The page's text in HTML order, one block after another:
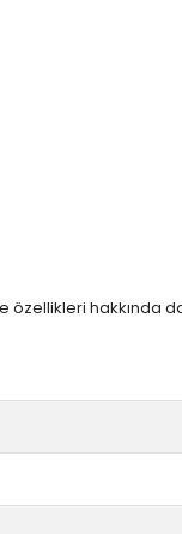
özellikleri